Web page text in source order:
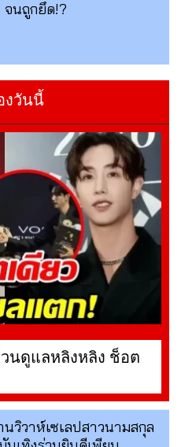
จนถูกยึด!?
งวันนี้
นดูแลหลิงหลิง ช็อต
นวิวาห์เซเลปสาวนามสกุล